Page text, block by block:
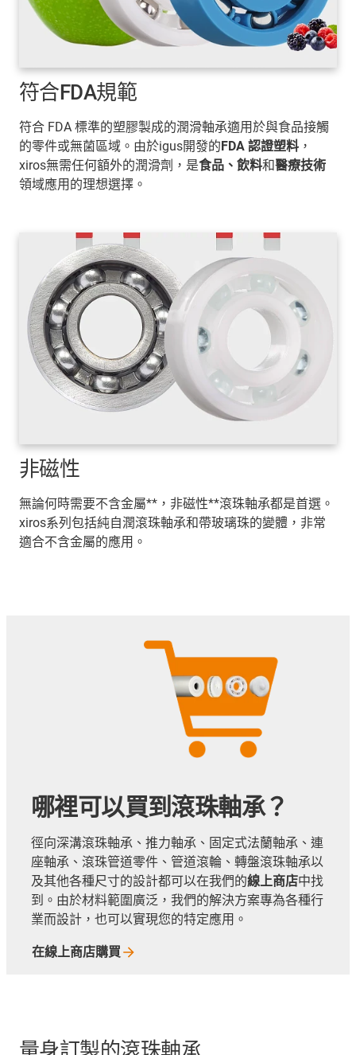
符合FDA規範
符合 FDA 標準的塑膠製成的潤滑軸承適用於與食品接觸
的零件或無菌區域。由於igus開發的FDA 認證塑料 ，
xiros無需任何額外的潤滑劑，是食品、飲料和醫療技術
領域應用的理想選擇。
非磁性
無論何時需要不含金屬**，非磁性**滾珠軸承都是首選。
xiros系列包括純自潤滾珠軸承和帶玻璃珠的變體，非常
適合不含金屬的應用。
哪裡可以買到滾珠軸承？
徑向深溝滾珠軸承、推力軸承、固定式法蘭軸承、連
座軸承、滾珠管道零件、管道滾輪、轉盤滾珠軸承以
及其他各種尺寸的設計都可以在我們的線上商店中找
到。由於材料範圍廣泛，我們的解決方案專為各種行
業而設計，也可以實現您的特定應用。
在線上商店購買
量身訂製的滾珠軸承